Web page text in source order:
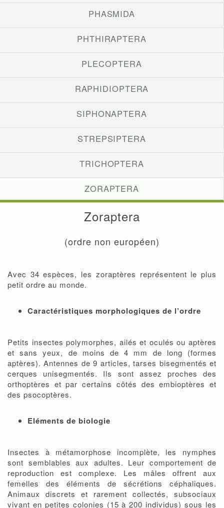
PHASMIDA
PHTHIRAPTERA
PLECOPTERA
RAPHIDIOPTERA
SIPHONAPTERA
STREPSIPTERA
TRICHOPTERA
ZORAPTERA
Zoraptera
(ordre non européen)
Avec 34 espèces, les zoraptères représentent le plus
petit ordre au monde.
Caractéristiques morphologiques de l’ordre
Petits insectes polymorphes, ailés et oculés ou aptères
et sans yeux, de moins de 4 mm de long (formes
aptères). Antennes de 9 articles, tarses bisegmentés et
cerques unisegmentés. Ils sont assez proches des
orthoptères et par certains côtés des embioptères et
des psocoptères.
Eléments de biologie
Insectes à métamorphose incomplète, les nymphes
sont semblables aux adultes. Leur comportement de
reproduction est complexe. Les mâles offrent aux
femelles des éléments de sécrétions céphaliques.
Animaux discrets et rarement collectés, subsociaux
vivant en petites colonies (15 à 200 individus) sous les